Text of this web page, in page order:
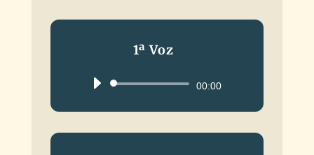
1ª Voz
Reproductor00:00